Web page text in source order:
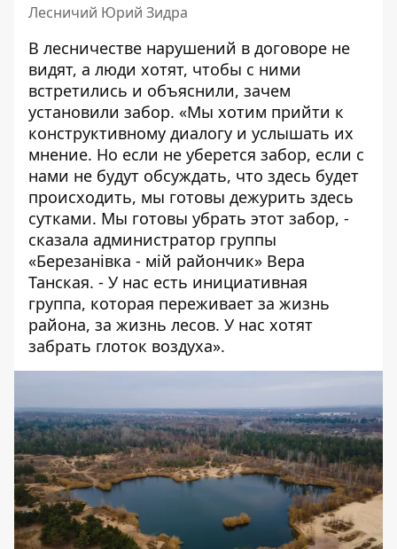
Лесничий Юрий Зидра
В лесничестве нарушений в договоре не
видят, а люди хотят, чтобы с ними
встретились и объяснили, зачем
установили забор. «Мы хотим прийти к
конструктивному диалогу и услышать их
мнение. Но если не уберется забор, если с
нами не будут обсуждать, что здесь будет
происходить, мы готовы дежурить здесь
сутками. Мы готовы убрать этот забор, -
сказала администратор группы
«Березанівка - мій райончик» Вера
Танская. - У нас есть инициативная
группа, которая переживает за жизнь
района, за жизнь лесов. У нас хотят
забрать глоток воздуха».